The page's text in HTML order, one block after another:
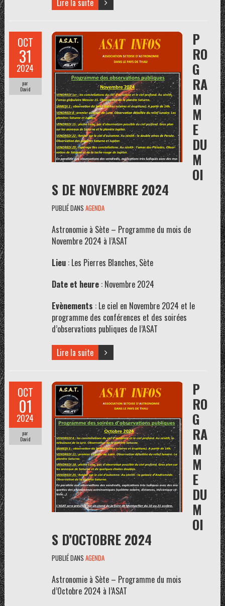
Lire la suite
OCT
31
2024
par
David
P
RO
G
RA
M
M
E
DU
M
OI
S DE NOVEMBRE 2024
PUBLIÉ DANS AGENDA
Astronomie à Sète – Programme du mois de
Novembre 2024 à l’ASAT
Lieu : Les Pierres Blanches, Sète
Date et heure: Novembre 2024
Evènements : Le ciel en Novembre 2024 et le
programme des conférences et des soirées
d’observations publiques de l’ASAT
Lire la suite
OCT
01
2024
par
David
P
RO
G
RA
M
M
E
DU
M
OI
S D’OCTOBRE 2024
PUBLIÉ DANS AGENDA
Astronomie à Sète – Programme du mois
d’Octobre 2024 à l’ASAT